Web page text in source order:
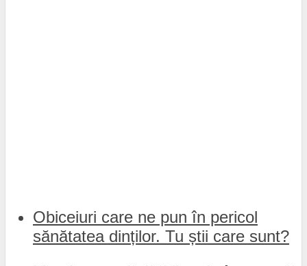
Obiceiuri care ne pun în pericol
sănătatea dinților. Tu știi care sunt?